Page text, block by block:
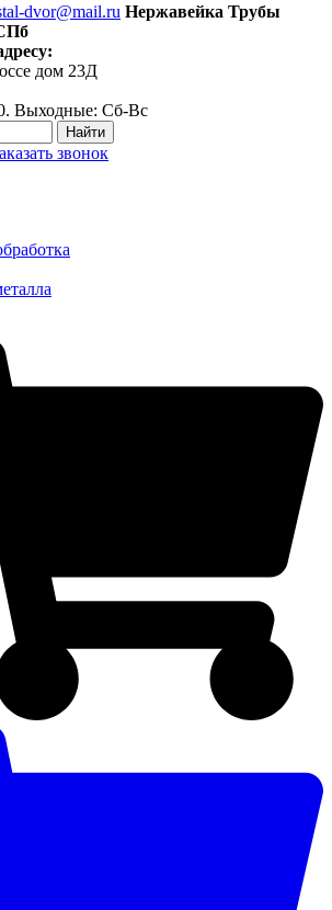
dvor@mail.ru Нержавейка Трубы
дом 23Д
Выходные: Сб-Вс
звонок